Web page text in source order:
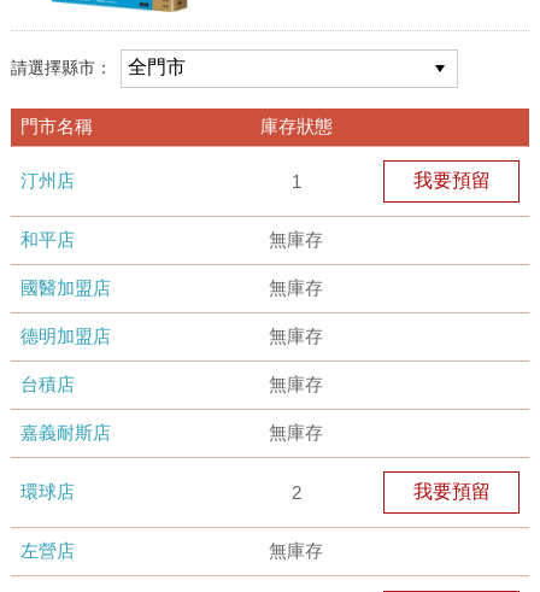
請選擇縣市：
門市名稱 庫存狀態
汀州店 1 我要預留
和平店 無庫存
國醫加盟店 無庫存
德明加盟店 無庫存
台積店 無庫存
嘉義耐斯店 無庫存
環球店 2 我要預留
左營店 無庫存